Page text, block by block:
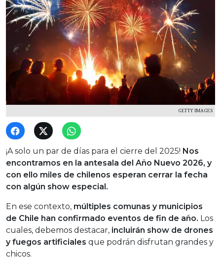
GETTY IMAGES
¡A solo un par de días para el cierre del 2025! Nos
encontramos en la antesala del Año Nuevo 2026, y
con ello miles de chilenos esperan cerrar la fecha
con algún show especial.
En ese contexto, múltiples comunas y municipios
de Chile han confirmado eventos de fin de año. Los
cuales, debemos destacar, incluirán show de drones
y fuegos artificiales que podrán disfrutan grandes y
chicos.